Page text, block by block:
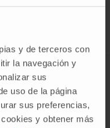
y de terceros con
la navegación y
sus
uso de la página
sus preferencias,
y obtener más